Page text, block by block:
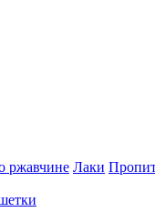
ржавчине Лаки